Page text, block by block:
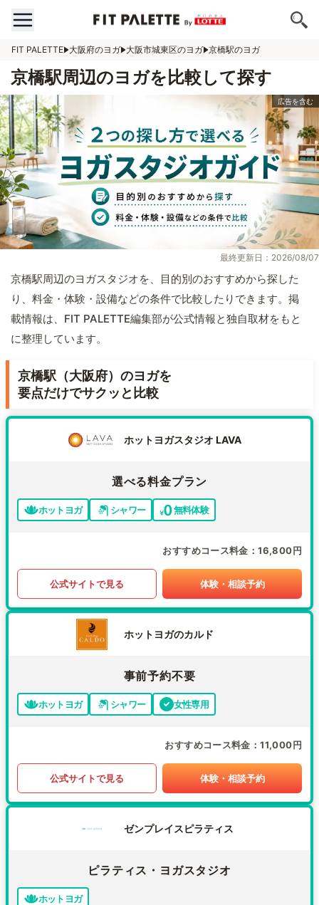
FIT PALETTE 大阪府のヨガ 大阪市城東区のヨガ 京橋駅のヨガ
京橋駅周辺のヨガを比較して探す
最終更新日：2026/08/07
京橋駅周辺のヨガスタジオを、目的別のおすすめから探した
り、料金・体験・設備などの条件で比較したりできます。掲
載情報は、FIT PALETTE編集部が公式情報と独自取材をもと
に整理しています。
京橋駅（大阪府）のヨガを
要点だけでサクッと比較
ホットヨガスタジオ LAVA
選べる料金プラン
ホットヨガ シャワー 無料体験
おすすめコース料金 16,800円
公式サイトで見る 体験・相談予約
ホットヨガのカルド
事前予約不要
ホットヨガ シャワー 女性専用
おすすめコース料金 11,000円
公式サイトで見る 体験・相談予約
ゼンプレイスピラティス
ピラティス・ヨガスタジオ
ホットヨガ